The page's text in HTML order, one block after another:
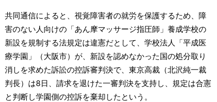
運営元 お問い合わせ
共同通信によると、視覚障害者の就労を保護するため、障
害のない人向けの「あん摩マッサージ指圧師」養成学校の
新設を規制する法規定は違憲だとして、学校法人「平成医
療学園」（大阪市）が、新設を認めなかった国の処分取り
消しを求めた訴訟の控訴審判決で、東京高裁（北沢純一裁
判長）は8日、請求を退けた一審判決を支持し、規定は合憲
と判断し学園側の控訴を棄却したという。